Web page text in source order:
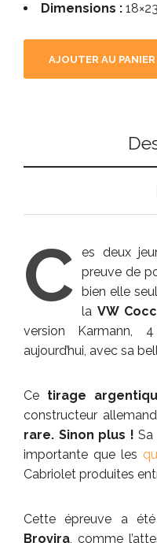
Dimensions :
AJOUTER AU PANIER
C es deux
preuve de
bien elle
la VW
version Karmann,
aujourd’hui, avec sa
Ce tirage
constructeur
rare. Sinon plus ! Sa
importante que les
Cabriolet produites
Cette épreuve a
Brovira, comme